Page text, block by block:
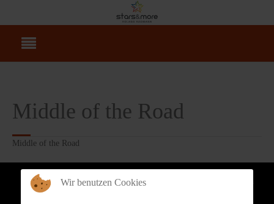
Middle of the Road
Middle of the Road
Webdesign & Hosting artSYSTEM-Mediaservice GbR
www.cremant-depot.de
Wir benutzen Cookies